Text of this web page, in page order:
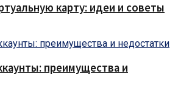
карту: идеи и советы
преимущества и